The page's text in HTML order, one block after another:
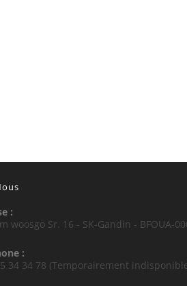
:
woosgo Sr. 16 - SK-Gandin - BFOUA-
:
34 34 78 (Temporairement